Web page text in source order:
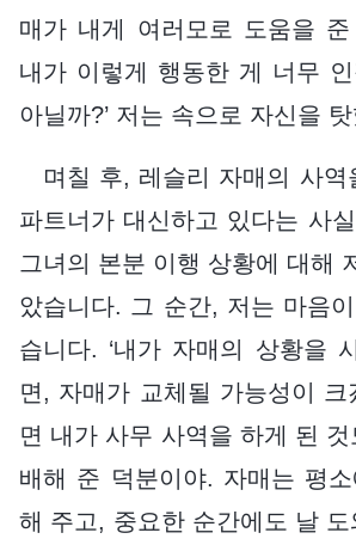
매가 내게 여러모로 도움을
내가 이렇게 행동한 게 너무
아닐까?’ 저는 속으로 자신을
며칠 후, 레슬리 자매의 사역
파트너가 대신하고 있다는 사
그녀의 본분 이행 상황에 대해
았습니다. 그 순간, 저는 마음
습니다. ‘내가 자매의 상황을
면, 자매가 교체될 가능성이 크
면 내가 사무 사역을 하게 된
배해 준 덕분이야. 자매는 평
해 주고, 중요한 순간에도 날